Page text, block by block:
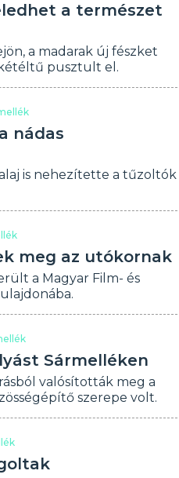
a természet
a madarak új fészket
pusztult el.
nádas
is nehezítette a tűzoltók
meg az utókornak
a Magyar Film- és
Sármelléken
valósították meg a
szerepe volt.